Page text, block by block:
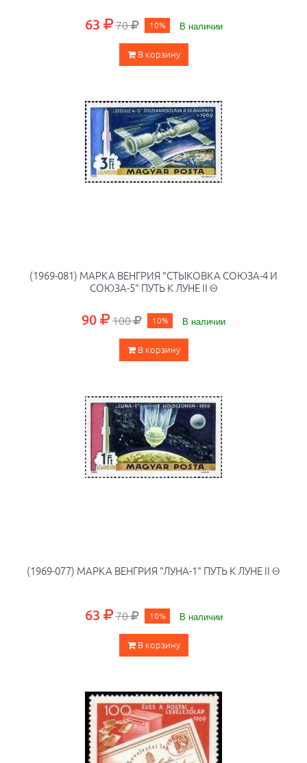
63 70 10% В наличии
В корзину
(1969-081) МАРКА ВЕНГРИЯ "СТЫКОВКА СОЮЗА-4 И
СОЮЗА-5" ПУТЬ К ЛУНЕ II Θ
90 100 10% В наличии
В корзину
(1969-077) МАРКА ВЕНГРИЯ "ЛУНА-1" ПУТЬ К ЛУНЕ II Θ
63 70 10% В наличии
В корзину